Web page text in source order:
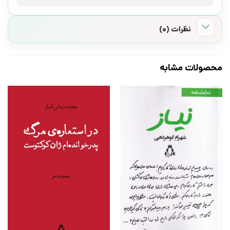
نظرات (0)
محصولات مشابه